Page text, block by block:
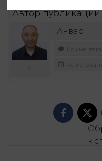
Автор публикации
Анвар
0
к